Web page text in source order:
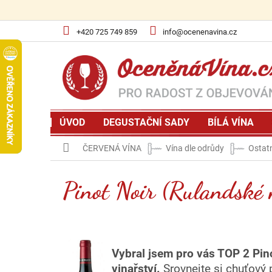
+420 725 749 859 info@ocenenavina.cz
ÚVOD DEGUSTAČNÍ SADY BÍLÁ VÍNA
Domů
ČERVENÁ VÍNA Vína dle odrůdy
Pinot Noir (Rulandské
Vybral jsem pro vás TOP 2
vinařství. Srovnejte si chuťový